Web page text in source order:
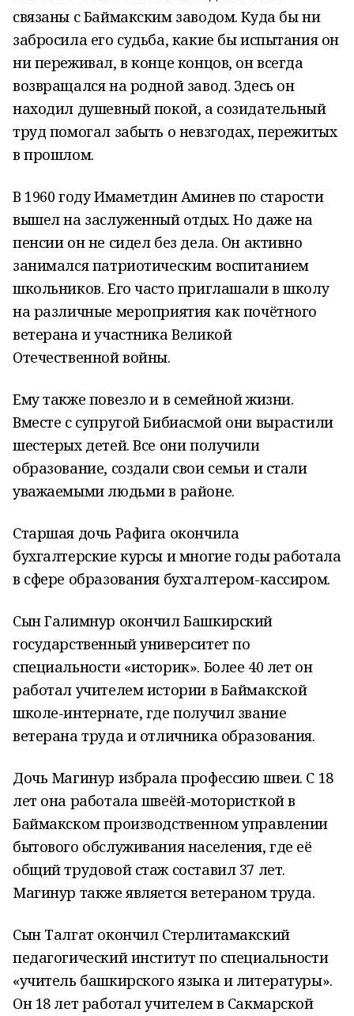
связаны с Баймакским заводом. Куда бы ни
забросила его судьба, какие бы испытания он
ни переживал, в конце концов, он всегда
возвращался на родной завод. Здесь он
находил душевный покой, а созидательный
труд помогал забыть о невзгодах, пережитых
в прошлом.
В 1960 году Имаметдин Аминев по старости
вышел на заслуженный отдых. Но даже на
пенсии он не сидел без дела. Он активно
занимался патриотическим воспитанием
школьников. Его часто приглашали в школу
на различные мероприятия как почётного
ветерана и участника Великой
Отечественной войны.
Ему также повезло и в семейной жизни.
Вместе с супругой Бибиасмой они вырастили
шестерых детей. Все они получили
образование, создали свои семьи и стали
уважаемыми людьми в районе.
Старшая дочь Рафига окончила
бухгалтерские курсы и многие годы работала
в сфере образования бухгалтером-кассиром.
Сын Галимнур окончил Башкирский
государственный университет по
специальности «историк». Более 40 лет он
работал учителем истории в Баймакской
школе-интернате, где получил звание
ветерана труда и отличника образования.
Дочь Магинур избрала профессию швеи. С 18
лет она работала швеёй-мотористкой в
Баймакском производственном управлении
бытового обслуживания населения, где её
общий трудовой стаж составил 37 лет.
Магинур также является ветераном труда.
Сын Талгат окончил Стерлитамакский
педагогический институт по специальности
«учитель башкирского языка и литературы».
Он 18 лет работал учителем в Сакмарской